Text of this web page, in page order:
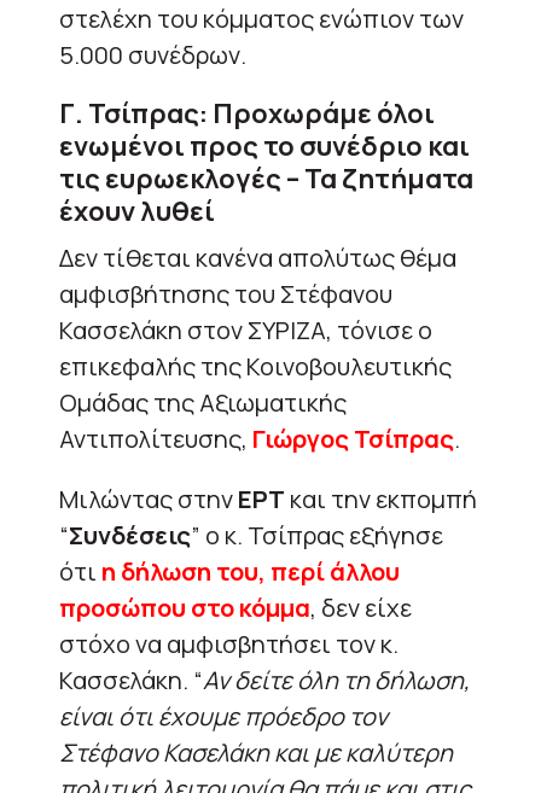
στελέχη του κόμματος ενώπιον των
5.000 συνέδρων.
Γ. Τσίπρας: Προχωράμε όλοι
ενωμένοι προς το συνέδριο και
τις ευρωεκλογές – Τα ζητήματα
έχουν λυθεί
Δεν τίθεται κανένα απολύτως θέμα
αμφισβήτησης του Στέφανου
Κασσελάκη στον ΣΥΡΙΖΑ, τόνισε ο
επικεφαλής της Κοινοβουλευτικής
Ομάδας της Αξιωματικής
Αντιπολίτευσης, Γιώργος Τσίπρας.
Μιλώντας στηνΕΡΤ και την εκπομπή
“Συνδέσεις” ο κ. Τσίπρας εξήγησε
ότι η δήλωση του, περί άλλου
προσώπου στο κόμμα, δεν είχε
στόχο να αμφισβητήσει τον κ.
Κασσελάκη. “Αν δείτε όλη τη δήλωση,
είναι ότι έχουμε πρόεδρο τον
Στέφανο Κασελάκη και με καλύτερη